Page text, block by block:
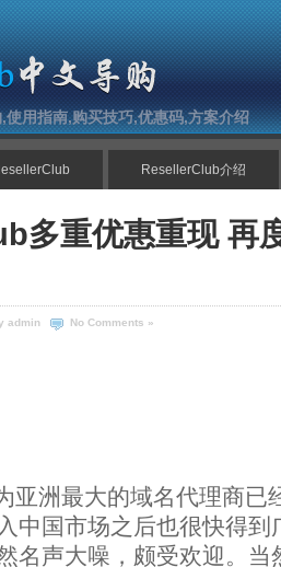
用指南,购买技巧,优惠码,方案介绍
ResellerClub介绍
多重优惠重现 再
admin No Comments »
亚洲最大的域名代理商已
中国市场之后也很快得到
名声大噪，颇受欢迎。当